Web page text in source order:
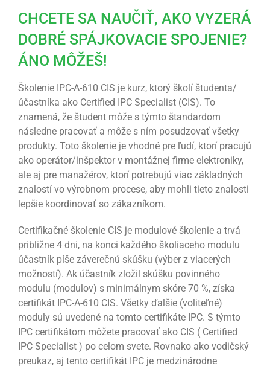
CHCETE SA NAUČIŤ, AKO VYZERÁ
DOBRÉ SPÁJKOVACIE SPOJENIE?
ÁNO MÔŽEŠ!
Školenie IPC-A-610 CIS je kurz, ktorý školí študenta/
účastníka ako Certified IPC Specialist (CIS). To
znamená, že študent môže s týmto štandardom
následne pracovať a môže s ním posudzovať všetky
produkty. Toto školenie je vhodné pre ľudí, ktorí pracujú
ako operátor/inšpektor v montážnej firme elektroniky,
ale aj pre manažérov, ktorí potrebujú viac základných
znalostí vo výrobnom procese, aby mohli tieto znalosti
lepšie koordinovať so zákazníkom.
Certifikačné školenie CIS je modulové školenie a trvá
približne 4 dni, na konci každého školiaceho modulu
účastník píše záverečnú skúšku (výber z viacerých
možností). Ak účastník zložil skúšku povinného
modulu (modulov) s minimálnym skóre 70 %, získa
certifikát IPC-A-610 CIS. Všetky ďalšie (voliteľné)
moduly sú uvedené na tomto certifikáte IPC. S týmto
IPC certifikátom môžete pracovať ako CIS ( Certified
IPC Specialist ) po celom svete. Rovnako ako vodičský
preukaz, aj tento certifikát IPC je medzinárodne